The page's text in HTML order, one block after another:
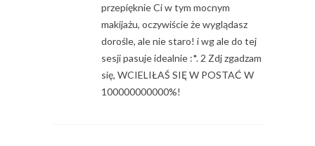
przepięknie Ci w tym mocnym
makijażu, oczywiście że wyglądasz
dorośle, ale nie staro! i wg ale do tej
sesji pasuje idealnie :*. 2 Zdj zgadzam
się, WCIELIŁAŚ SIĘ W POSTAĆ W
100000000000%!